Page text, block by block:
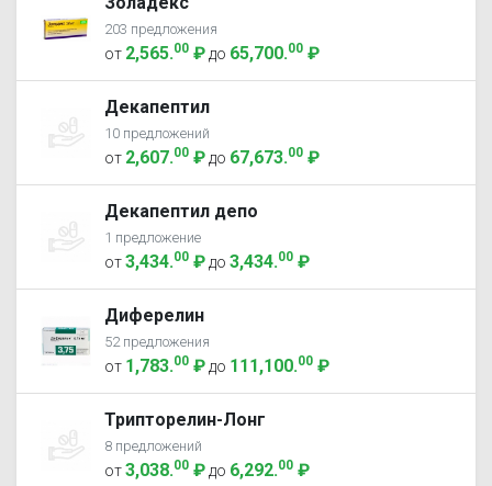
203 предложения
от 2,565.00 ₽ до 65,700.00 ₽
Декапептил
10 предложений
от 2,607.00 ₽ до 67,673.00 ₽
Декапептил депо
1 предложение
от3,434.00 ₽ до 3,434.00 ₽
Диферелин
52 предложения
от 1,783.00 ₽ до 111,100.00 ₽
Трипторелин-Лонг
8 предложений
от3,038.00 ₽ до 6,292.00 ₽